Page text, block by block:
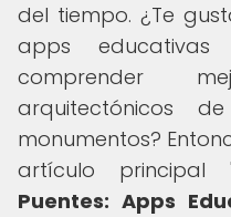
del tiempo. ¿Te
apps
comprender
arquitectónicos
monumentos?
artículo principal
Puentes: Apps